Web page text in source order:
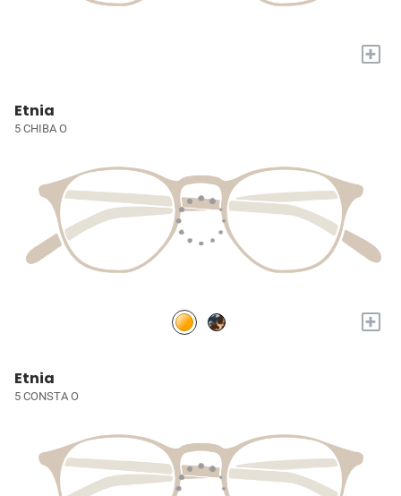
+
Etnia
5 CHIBA O
+
Etnia
5 CONSTA O